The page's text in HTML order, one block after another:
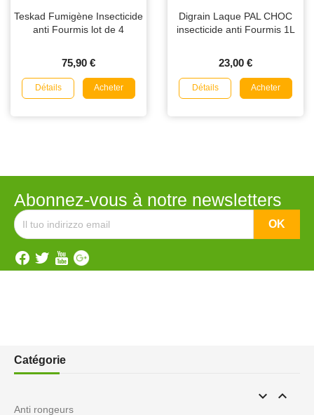
Teskad Fumigène Insecticide
anti Fourmis lot de 4
75,90 €
Détails Acheter
Digrain Laque PAL CHOC
insecticide anti Fourmis 1L
23,00 €
Détails Acheter
Abonnez-vous à notre newsletters
Catégorie
 
Anti rongeurs